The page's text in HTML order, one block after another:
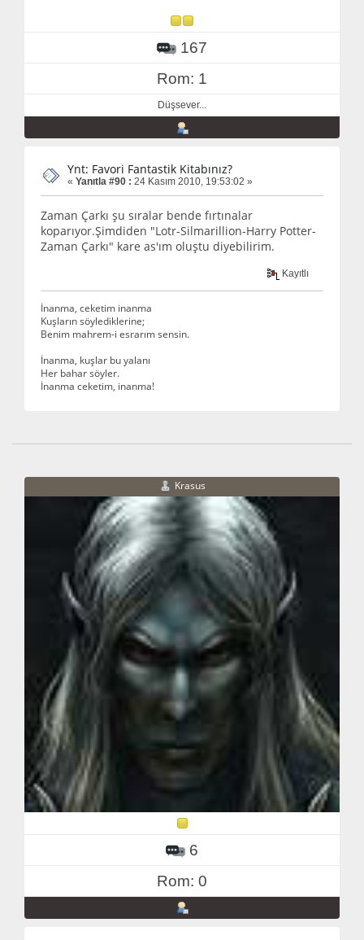
167
Rom: 1
Düşsever...
Ynt: Favori Fantastik Kitabınız?
« Yanıtla #90 : 24 Kasım 2010, 19:53:02 »
Zaman Çarkı şu sıralar bende fırtınalar
koparıyor.Şimdiden "Lotr-Silmarillion-Harry Potter-
Zaman Çarkı" kare as'ım oluştu diyebilirim.
Kayıtlı
İnanma, ceketim inanma
Kuşların söylediklerine;
Benim mahrem-i esrarım sensin.
İnanma, kuşlar bu yalanı
Her bahar söyler.
İnanma ceketim, inanma!
Krasus
6
Rom: 0